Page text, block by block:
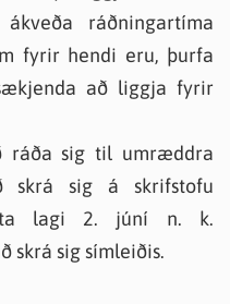
ráðningartíma
fyrir hendi eru, þurfa
að liggja fyrir
ráða sig til umræddra
skrá sig á skrifstofu
lagi 2. júní n. k.
skrá sig símleiðis.